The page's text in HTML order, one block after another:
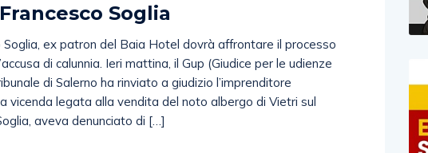
Soglia
ex patron del Baia Hotel dovrà affrontare il processo
di calunnia. Ieri mattina, il Gup (Giudice per le udienze
di Salerno ha rinviato a giudizio l’imprenditore
vicenda legata alla vendita del noto albergo di Vietri sul
aveva denunciato di […]